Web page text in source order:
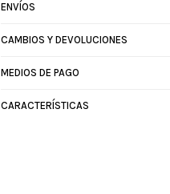
ENVÍOS
CAMBIOS Y DEVOLUCIONES
MEDIOS DE PAGO
CARACTERÍSTICAS